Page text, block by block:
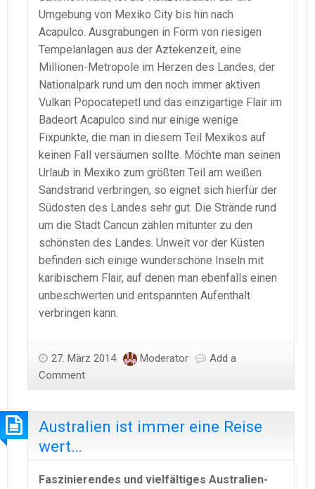
Umgebung von Mexiko City bis hin nach
Acapulco. Ausgrabungen in Form von riesigen
Tempelanlagen aus der Aztekenzeit, eine
Millionen-Metropole im Herzen des Landes, der
Nationalpark rund um den noch immer aktiven
Vulkan Popocatepetl und das einzigartige Flair im
Badeort Acapulco sind nur einige wenige
Fixpunkte, die man in diesem Teil Mexikos auf
keinen Fall versäumen sollte. Möchte man seinen
Urlaub in Mexiko zum größten Teil am weißen
Sandstrand verbringen, so eignet sich hierfür der
Südosten des Landes sehr gut. Die Strände rund
um die Stadt Cancun zählen mitunter zu den
schönsten des Landes. Unweit vor der Küsten
befinden sich einige wunderschöne Inseln mit
karibischem Flair, auf denen man ebenfalls einen
unbeschwerten und entspannten Aufenthalt
verbringen kann.
27. März 2014 Moderator
Add a
Comment
Australien ist immer eine Reise
wert…
Faszinierendes und vielfältiges Australien-